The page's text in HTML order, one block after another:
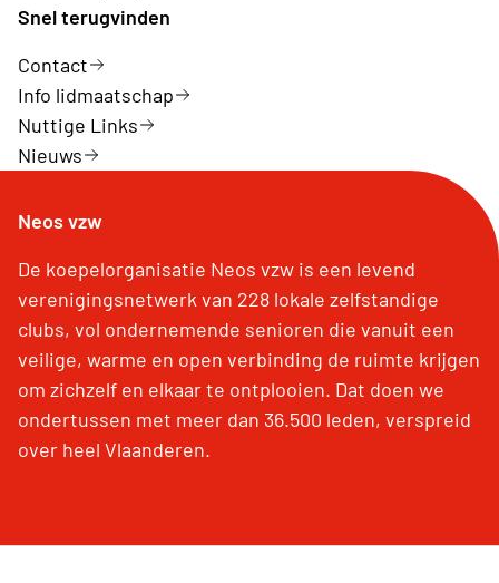
Snel terugvinden
Contact
Info lidmaatschap
Nuttige Links
Nieuws
Neos vzw
De koepelorganisatie Neos vzw is een levend
verenigingsnetwerk van 228 lokale zelfstandige
clubs, vol ondernemende senioren die vanuit een
veilige, warme en open verbinding de ruimte krijgen
om zichzelf en elkaar te ontplooien. Dat doen we
ondertussen met meer dan 36.500 leden, verspreid
over heel Vlaanderen.